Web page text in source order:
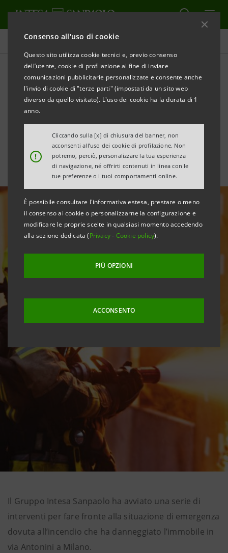
Consenso all'uso di cookie
Questo sito utilizza cookie tecnici e, previo consenso
dell’utente, cookie di profilazione al fine di inviare
comunicazioni pubblicitarie personalizzate e consente anche
l'invio di cookie di "terze parti" (impostati da un sito web
diverso da quello visitato). L'uso dei cookie ha la durata di 1
anno.
!
Cliccando sulla [x] di chiusura del banner, non
acconsenti all’uso dei cookie di profilazione. Non
potremo, perciò, personalizzare la tua esperienza
di navigazione, né offrirti contenuti in linea con le
tue preferenze o i tuoi comportamenti online.
È possibile consultare l'informativa estesa, prestare o meno
il consenso ai cookie o personalizzarne la configurazione e
modificare le proprie scelte in qualsiasi momento accedendo
alla sezione dedicata (Privacy- Cookie policy).
PIÙ OPZIONI
ACCONSENTO
Tutte le news
Incendio immobile a Milano:
interventi a supporto delle
famiglie danneggiate
Il Gruppo Intesa Sanpaolo ha avviato una serie di
interventi per fare fronte alla situazione di emergenza
dovuta all’incendio che ha danneggiato l’immobile in
via Antonini a Milano.